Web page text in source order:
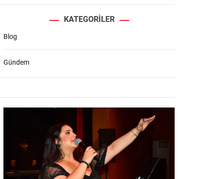
KATEGORILER
Blog
Gündem